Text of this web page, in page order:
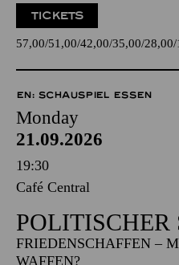
TICKETS
57,00 51,00 42,00 35,00 28,00
EN: SCHAUSPIEL ESSEN
Monday
21.09.2026
19:30
Café Central
POLITISCHER
FRIEDENSCHAFFEN –
WAFFEN?